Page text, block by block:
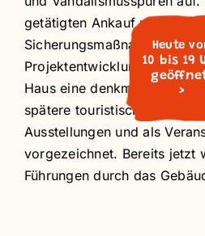
getätigten Ankauf und erste
Sicherungsmaßnahmen
Projektentwicklungs GmbH
Haus eine denkmalgerechte
spätere touristische
Ausstellungen und als
vorgezeichnet. Bereits jetzt
Führungen durch das
Heute
10 bis 19
>